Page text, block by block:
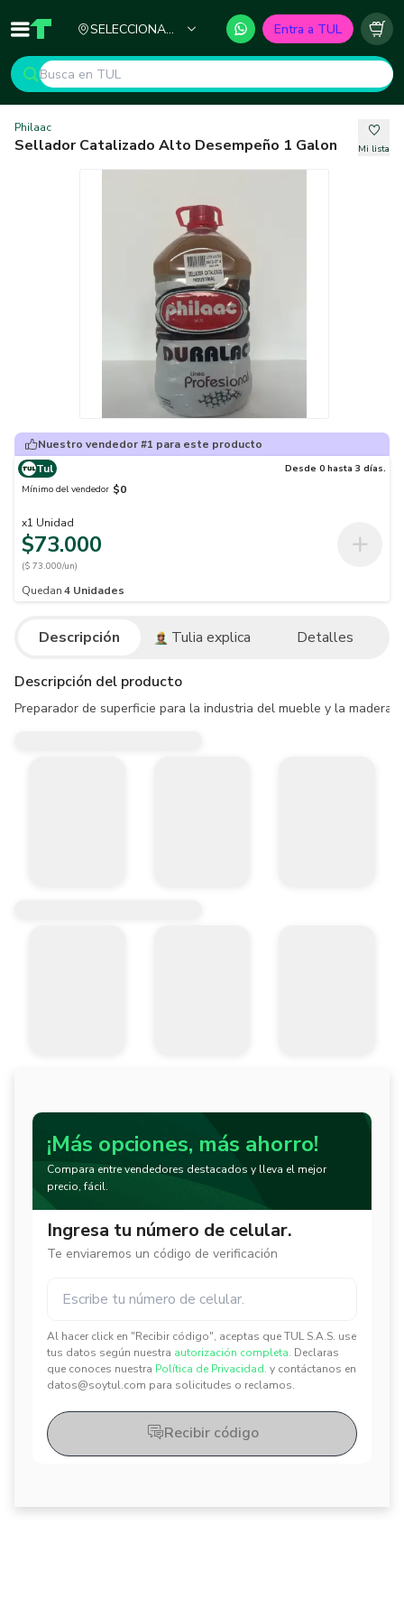
Inicio TUL - Tu Marketplace de Construcción
SELECCIONA
Entra a TUL
Philaac
Sellador Catalizado Alto Desempeño 1 Galon Mi lista
Nuestro vendedor #1 para este producto
Tul
Desde 0 hasta 3 días.
Mínimo del vendedor $0
x1 Unidad
$73.000
($ 73.000/un)
Quedan4 Unidades
Descripción Tulia explica Detalles
Descripción del producto
Preparador de superficie para la industria del mueble y la
¡Más opciones, más ahorro!
Compara entre vendedores destacados y lleva el mejor
precio, fácil.
Ingresa tu número de celular.
Te enviaremos un código de verificación
Al hacer click en "Recibir código", aceptas que TUL S.A.S. use
tus datos según nuestra autorización completa. Declaras
que conoces nuestra Política de Privacidad. y contáctanos en
datos@soytul.com para solicitudes o reclamos.
✕
✕
Recibir código